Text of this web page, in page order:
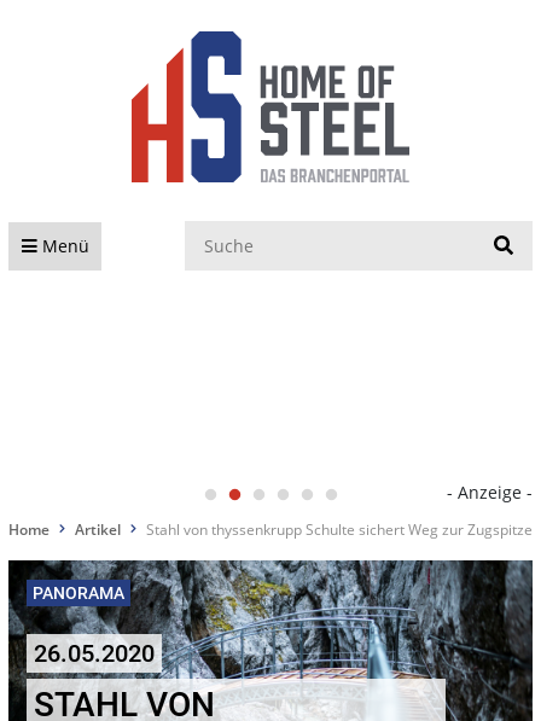
Menü
- Anzeige -
Home Artikel Stahl von thyssenkrupp Schulte sichert Weg zur Zugspitze
PANORAMA
26.05.2020
STAHL VON